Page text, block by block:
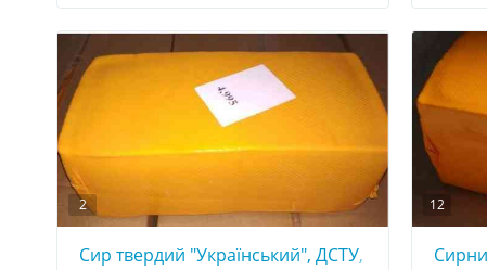
2
Сир твердий "Український", ДСТУ, 50% жиру в
12